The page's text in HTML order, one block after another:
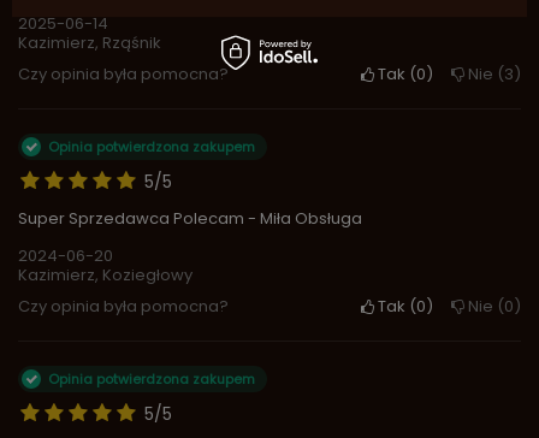
2025-06-14
Kazimierz, Rząśnik
Czy opinia była pomocna?
Tak 0 Nie 3
5/5
Opinia potwierdzona zakupem
Super Sprzedawca Polecam - Miła Obsługa
2024-06-20
Kazimierz, Koziegłowy
Czy opinia była pomocna?
Tak 0 Nie 0
5/5
Opinia potwierdzona zakupem